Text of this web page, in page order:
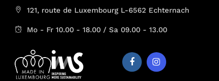
121, route de Luxembourg L-6562 Echternach
Mo - Fr 10.00 - 18.00 / Sa 09.00 - 13.00